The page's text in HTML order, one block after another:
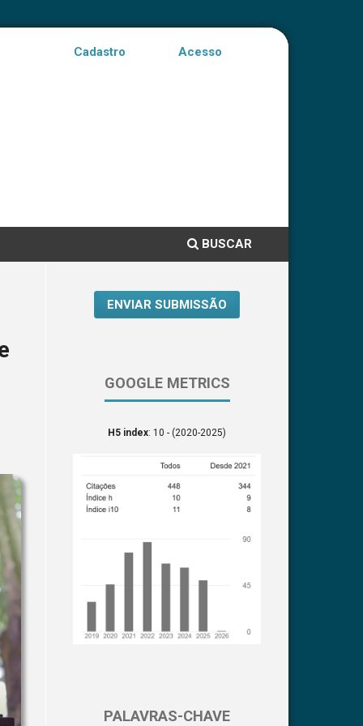
BUSCAR
Cadastro Acesso
ENVIAR SUBMISSÃO
GOOGLE METRICS
H5 index: 10 - (2020-2025)
PALAVRAS-CHAVE